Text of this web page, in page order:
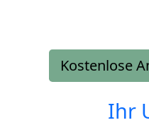
Kostenlose
Ihr